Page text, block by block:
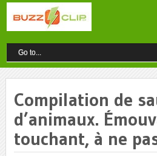
Compilation de
d’animaux.
touchant, à ne